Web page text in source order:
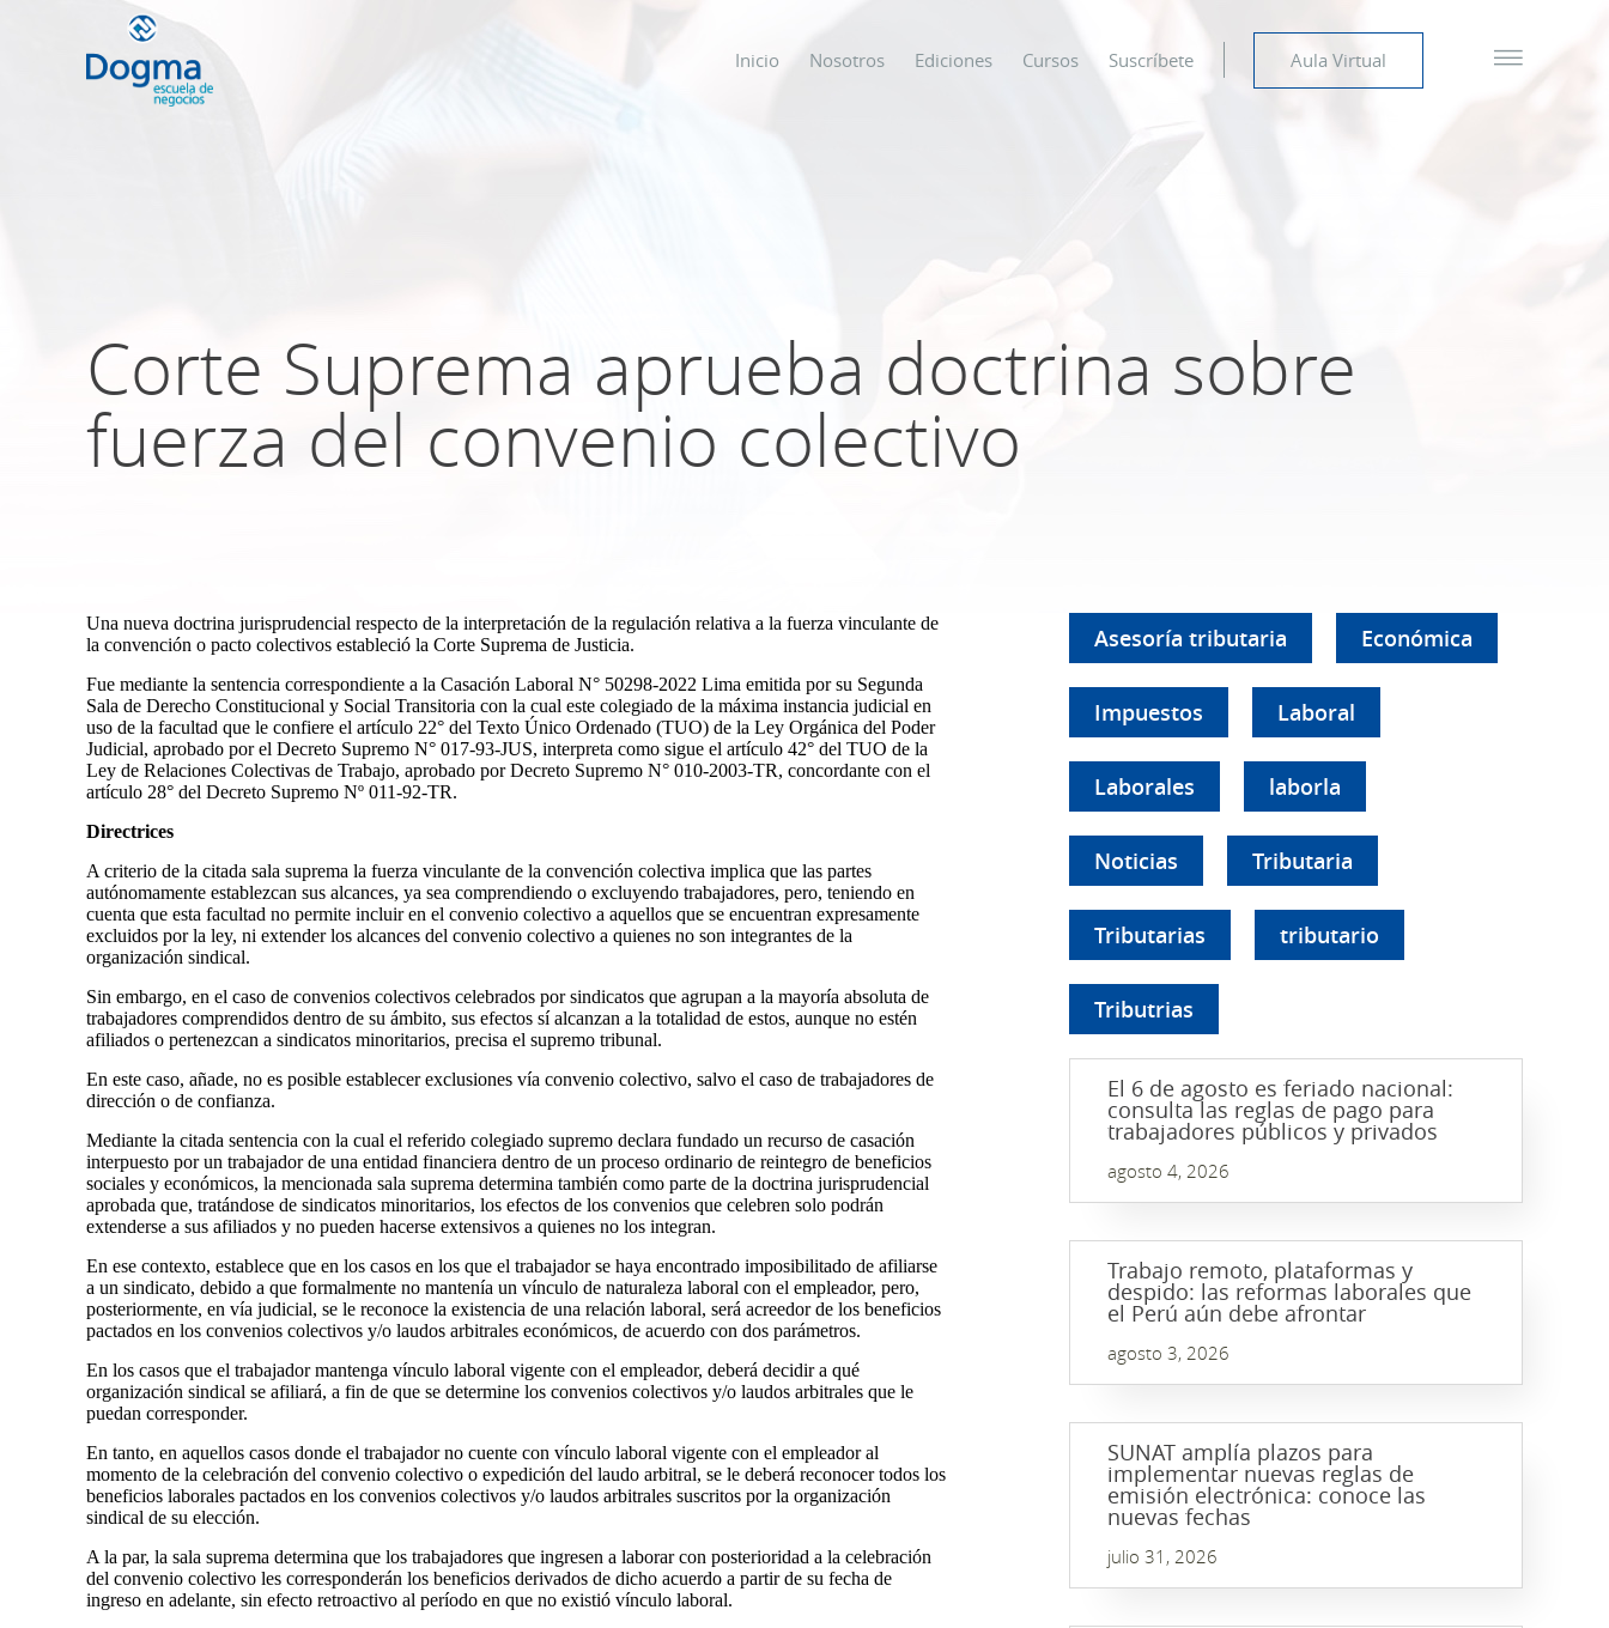
Inicio Nosotros Ediciones Cursos Suscríbete Aula Virtual
Corte Suprema aprueba doctrina sobre
fuerza del convenio colectivo
Una nueva doctrina jurisprudencial respecto de la interpretación de la regulación relativa a la fuerza vinculante de
la convención o pacto colectivos estableció la Corte Suprema de Justicia.
Fue mediante la sentencia correspondiente a la Casación Laboral N° 50298-2022 Lima emitida por su Segunda
Sala de Derecho Constitucional y Social Transitoria con la cual este colegiado de la máxima instancia judicial en
uso de la facultad que le confiere el artículo 22° del Texto Único Ordenado (TUO) de la Ley Orgánica del Poder
Judicial, aprobado por el Decreto Supremo N° 017-93-JUS, interpreta como sigue el artículo 42° del TUO de la
Ley de Relaciones Colectivas de Trabajo, aprobado por Decreto Supremo N° 010-2003-TR, concordante con el
artículo 28° del Decreto Supremo Nº 011-92-TR.
Directrices
A criterio de la citada sala suprema la fuerza vinculante de la convención colectiva implica que las partes
autónomamente establezcan sus alcances, ya sea comprendiendo o excluyendo trabajadores, pero, teniendo en
cuenta que esta facultad no permite incluir en el convenio colectivo a aquellos que se encuentran expresamente
excluidos por la ley, ni extender los alcances del convenio colectivo a quienes no son integrantes de la
organización sindical.
Sin embargo, en el caso de convenios colectivos celebrados por sindicatos que agrupan a la mayoría absoluta de
trabajadores comprendidos dentro de su ámbito, sus efectos sí alcanzan a la totalidad de estos, aunque no estén
afiliados o pertenezcan a sindicatos minoritarios, precisa el supremo tribunal.
En este caso, añade, no es posible establecer exclusiones vía convenio colectivo, salvo el caso de trabajadores de
dirección o de confianza.
Mediante la citada sentencia con la cual el referido colegiado supremo declara fundado un recurso de casación
interpuesto por un trabajador de una entidad financiera dentro de un proceso ordinario de reintegro de beneficios
sociales y económicos, la mencionada sala suprema determina también como parte de la doctrina jurisprudencial
aprobada que, tratándose de sindicatos minoritarios, los efectos de los convenios que celebren solo podrán
extenderse a sus afiliados y no pueden hacerse extensivos a quienes no los integran.
En ese contexto, establece que en los casos en los que el trabajador se haya encontrado imposibilitado de afiliarse
a un sindicato, debido a que formalmente no mantenía un vínculo de naturaleza laboral con el empleador, pero,
posteriormente, en vía judicial, se le reconoce la existencia de una relación laboral, será acreedor de los beneficios
pactados en los convenios colectivos y/o laudos arbitrales económicos, de acuerdo con dos parámetros.
En los casos que el trabajador mantenga vínculo laboral vigente con el empleador, deberá decidir a qué
organización sindical se afiliará, a fin de que se determine los convenios colectivos y/o laudos arbitrales que le
puedan corresponder.
En tanto, en aquellos casos donde el trabajador no cuente con vínculo laboral vigente con el empleador al
momento de la celebración del convenio colectivo o expedición del laudo arbitral, se le deberá reconocer todos los
beneficios laborales pactados en los convenios colectivos y/o laudos arbitrales suscritos por la organización
sindical de su elección.
A la par, la sala suprema determina que los trabajadores que ingresen a laborar con posterioridad a la celebración
del convenio colectivo les corresponderán los beneficios derivados de dicho acuerdo a partir de su fecha de
ingreso en adelante, sin efecto retroactivo al período en que no existió vínculo laboral.
Asesoría tributaria Económica
Impuestos Laboral
Laborales laborla
Noticias Tributaria
Tributarias tributario
Tributrias
El 6 de agosto es feriado nacional:
consulta las reglas de pago para
trabajadores públicos y privados
agosto 4, 2026
Trabajo remoto, plataformas y
despido: las reformas laborales que
el Perú aún debe afrontar
agosto 3, 2026
SUNAT amplía plazos para
implementar nuevas reglas de
emisión electrónica: conoce las
nuevas fechas
julio 31, 2026
TRIBUTACIÓN INTERNACIONAL | TODO SOBRE
NO DOMICILIADOS